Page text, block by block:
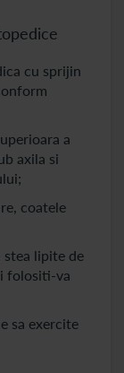
cu sprijin
a
axila si
coatele
lipite de
folositi-va
sa exercite